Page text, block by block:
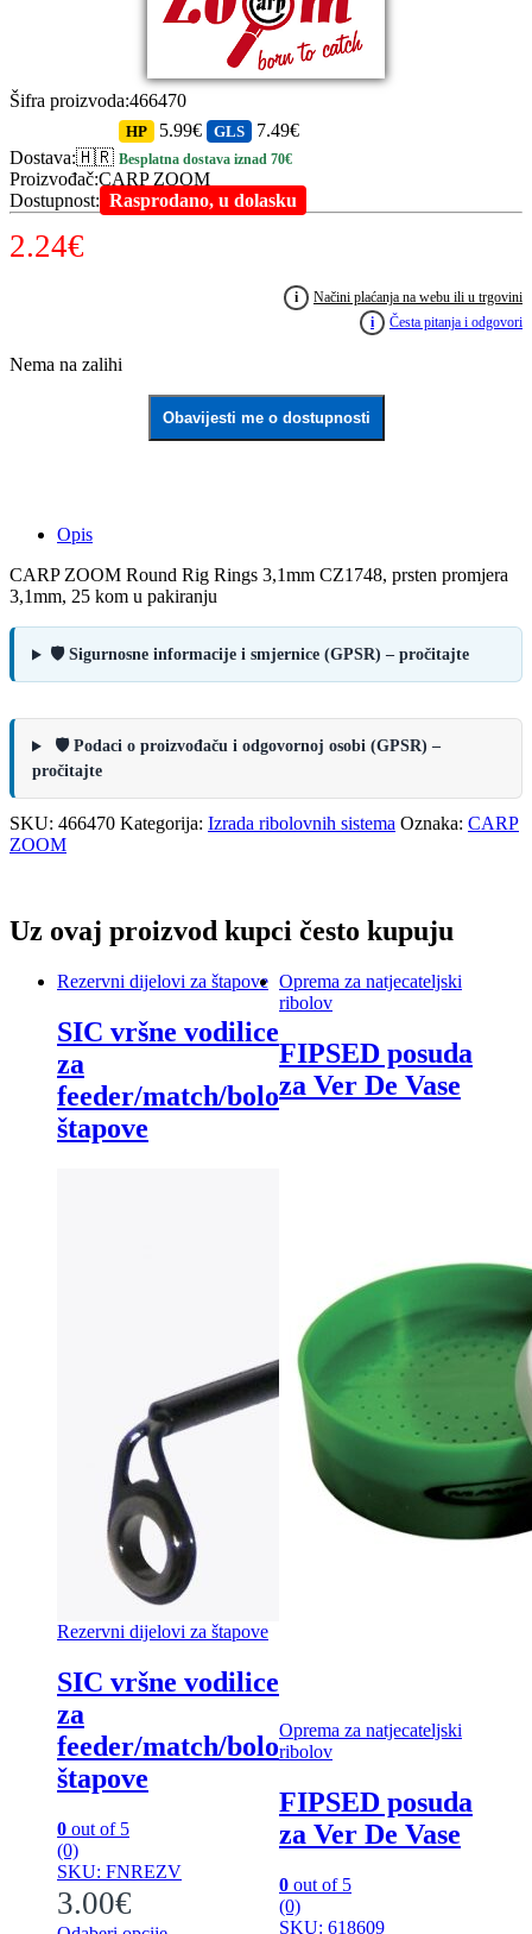
Šifra proizvoda:466470
Dostava:🇭🇷
HP 5.99€ GLS 7.49€
Besplatna dostava iznad 70€
Proizvođač:CARP ZOOM
Dostupnost: Rasprodano, u dolasku
2.24€
i
Načini plaćanja na webu ili u trgovini
i
Česta pitanja i odgovori
Nema na zalihi
Obavijesti me o dostupnosti
Opis
CARP ZOOM Round Rig Rings 3,1mm CZ1748, prsten promjera
3,1mm, 25 kom u pakiranju
🛡️ Sigurnosne informacije i smjernice (GPSR) – pročitajte
🛡️ Podaci o proizvođaču i odgovornoj osobi (GPSR) –
pročitajte
SKU: 466470 Kategorija: Izrada ribolovnih sistema Oznaka: CARP
ZOOM
Uz ovaj proizvod kupci često kupuju
Rezervni dijelovi za štapove
SIC vršne vodilice
za
feeder/match/bolo
štapove
Rezervni dijelovi za štapove
SIC vršne vodilice
za
feeder/match/bolo
štapove
0 out of 5
(0)
SKU: FNREZV
3.00€
Oprema za natjecateljski
ribolov
FIPSED posuda
za Ver De Vase
Oprema za natjecateljski
ribolov
FIPSED posuda
za Ver De Vase
0 out of 5
(0)
SKU: 618609